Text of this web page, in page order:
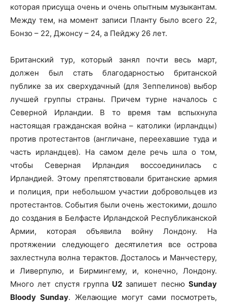
которая присуща очень и очень опытным музыкантам.
Между тем, на момент записи Планту было всего 22,
Бонзо – 22, Джонсу – 24, а Пейджу 26 лет.
Британский тур, который занял почти весь март,
должен был стать благодарностью британской
публике за их сверхудачный (для Зеппелинов) выбор
лучшей группы страны. Причем турне началось с
Северной Ирландии. В то время там вспыхнула
настоящая гражданская война – католики (ирландцы)
против протестантов (англичане, переехавшие туда и
часть ирландцев). На самом деле речь шла о том,
чтобы Северная Ирландия воссоединилась с
Ирландией. Этому препятствовали британские армия
и полиция, при небольшом участии добровольцев из
протестантов. События были очень жестокими, дошло
до создания в Белфасте Ирландской Республиканской
Армии, которая объявила войну Лондону. На
протяжении следующего десятилетия все острова
захлестнула волна терактов. Досталось и Манчестеру,
и Ливерпулю, и Бирмингему, и, конечно, Лондону.
Много лет спустя группа U2 запишет песнюSunday
Bloody Sunday. Желающие могут сами посмотреть,